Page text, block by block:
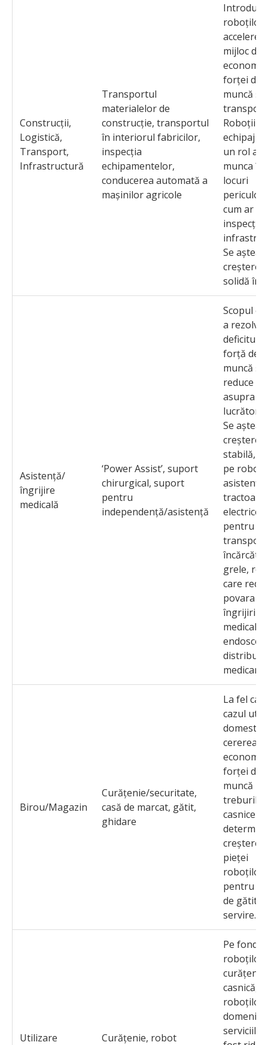
Construcții,
Logistică,
Transport,
Infrastructură
Transportul
materialelor de
construcție, transportul
în interiorul fabricilor,
inspecția
echipamentelor,
conducerea automată a
mașinilor agricole
roboților
mijloc de
forței de
muncă și
transport.
Roboții
echipaj
un rol
munca în
locuri
cum ar fi
Se
creștere
solidă în
Asistență/
îngrijire
medicală
‘Power Assist’, suport
chirurgical, suport
pentru
independență/asistență
Scopul
a rezolva
deficitul
forță de
muncă și
reduce
asupra
Se
creștere
stabilă,
pe roboți
asistență
tractoare
electrice
pentru
grele,
care
povara
îngrijirii
medicale,
Birou/Magazin
Curățenie/securitate,
casă de marcat, gătit,
ghidare
La fel ca
cazul
cererea
forței de
muncă
treburile
casnice
creșterea
pieței
roboților
pentru
de gătit și
servire.
Utilizare Curățenie, robot
Pe fondul
roboților
curățenie
casnică,
roboților
domeniul
serviciilor